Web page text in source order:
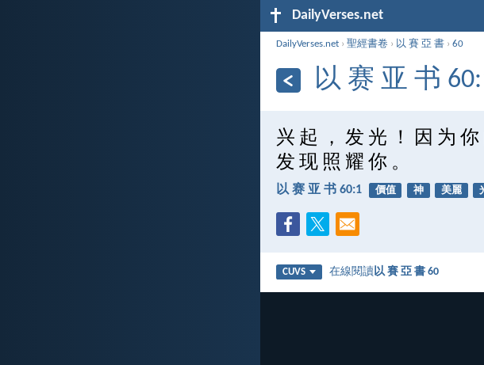
DailyVerses.net
DailyVerses.net ›聖經書卷 › 以 賽 亞 書 ›60
以 赛 亚 书
兴 起 ， 发 光 ！ 因 为
发 现 照 耀 你 。
以 赛 亚 书 60:1 價值 神 美麗
CUVS 在線閱讀以 賽 亞 書 60